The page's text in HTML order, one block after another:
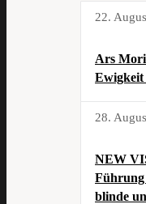
22.
Ars
28.
NEW
blinde